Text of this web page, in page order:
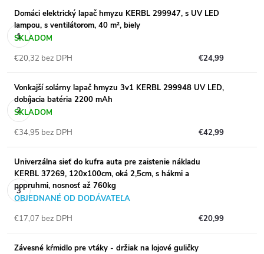
Domáci elektrický lapač hmyzu KERBL 299947, s UV LED
lampou, s ventilátorom, 40 m², biely
SKLADOM
€24,99
€20,32 bez DPH
Vonkajší solárny lapač hmyzu 3v1 KERBL 299948 UV LED,
dobíjacia batéria 2200 mAh
SKLADOM
€42,99
€34,95 bez DPH
Univerzálna sieť do kufra auta pre zaistenie nákladu
KERBL 37269, 120x100cm, oká 2,5cm, s hákmi a
popruhmi, nosnosť až 760kg
OBJEDNANÉ OD DODÁVATEĽA
€20,99
€17,07 bez DPH
Závesné kŕmidlo pre vtáky - držiak na lojové guličky